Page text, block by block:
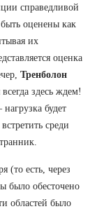
справедливой
оценены как
их
оценка
Тренболон
здесь ждем!
будет
среди
(то есть, через
было обесточено
областей было